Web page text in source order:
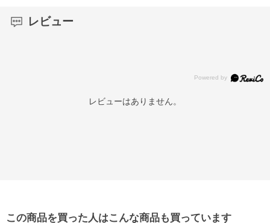
レビュー
レビューはありません。
この商品を買った人はこんな商品も買っています